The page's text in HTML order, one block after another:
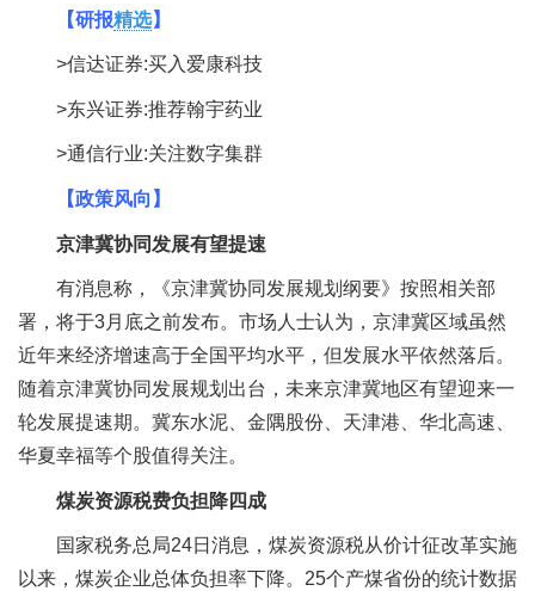
【研报精选】
>信达证券:买入爱康科技
>东兴证券:推荐翰宇药业
>通信行业:关注数字集群
【政策风向】
京津冀协同发展有望提速
有消息称，《京津冀协同发展规划纲要》按照相关部
署，将于3月底之前发布。市场人士认为，京津冀区域虽然
近年来经济增速高于全国平均水平，但发展水平依然落后。
随着京津冀协同发展规划出台，未来京津冀地区有望迎来一
轮发展提速期。冀东水泥、金隅股份、天津港、华北高速、
华夏幸福等个股值得关注。
煤炭资源税费负担降四成
国家税务总局24日消息，煤炭资源税从价计征改革实施
以来，煤炭企业总体负担率下降。25个产煤省份的统计数据